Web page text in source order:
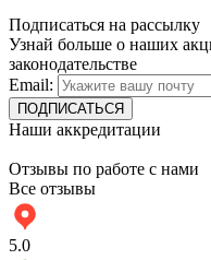
Подписаться на рассылку
Узнай больше о наших
законодательстве
Email:
Наши аккредитации
Отзывы по работе с нами
Все отзывы
5.0